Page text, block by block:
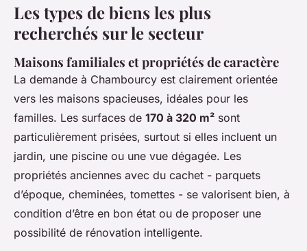
Les types de biens les plus
recherchés sur le secteur
Maisons familiales et propriétés de caractère
La demande à Chambourcy est clairement orientée
vers les maisons spacieuses, idéales pour les
familles. Les surfaces de 170 à 320 m² sont
particulièrement prisées, surtout si elles incluent un
jardin, une piscine ou une vue dégagée. Les
propriétés anciennes avec du cachet - parquets
d’époque, cheminées, tomettes - se valorisent bien, à
condition d’être en bon état ou de proposer une
possibilité de rénovation intelligente.